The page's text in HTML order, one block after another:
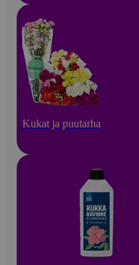
Kukat ja puutarha